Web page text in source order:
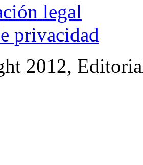
legal
privacidad
2012,